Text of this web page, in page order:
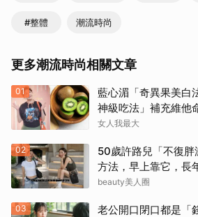
#整體 潮流時尚
更多潮流時尚相關文章
01
藍心湄「奇異果美白
神級吃法」補充維他
曝從小跟著吃
女人我最大
02
50歲許路兒「不復
方法，早上靠它，長
滿滿
beauty美人圈
03
老公開口閉口都是「